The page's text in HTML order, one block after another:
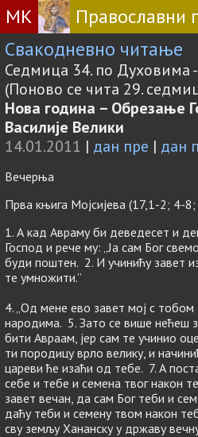
МК
Православни
Свакодневно читање
Седмица 34. по Духовима
(Поново се чита 29.
Нова година – Обрезање
Василије Велики
14.01.2011 | дан пре | дан
Вечерња
Прва књига Мојсијева (17,1-2; 4-
1. А кад Авраму би деведесет и
Господ и рече му: „Ја сам Бог
буди поштен. 2. И учинићу завет
те умножити.”
4. „Од мене ево завет мој с
народима. 5. Зато се више нећеш
бити Авраам, јер сам те учинио
ти породицу врло велику, и
цареви ће изаћи од тебе. 7. А
себе и тебе и семена твог након
завет вечан, да сам Бог теби и
даћу теби и семену твом након
сву земљу Хананску у државу